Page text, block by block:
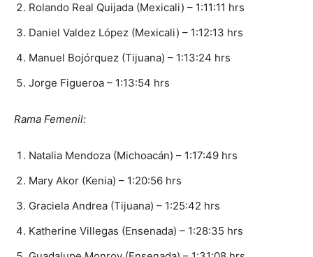
Rolando Real Quijada (Mexicali) – 1:11:11 hrs
Daniel Valdez López (Mexicali) – 1:12:13 hrs
Manuel Bojórquez (Tijuana) – 1:13:24 hrs
Jorge Figueroa – 1:13:54 hrs
Rama Femenil:
Natalia Mendoza (Michoacán) – 1:17:49 hrs
Mary Akor (Kenia) – 1:20:56 hrs
Graciela Andrea (Tijuana) – 1:25:42 hrs
Katherine Villegas (Ensenada) – 1:28:35 hrs